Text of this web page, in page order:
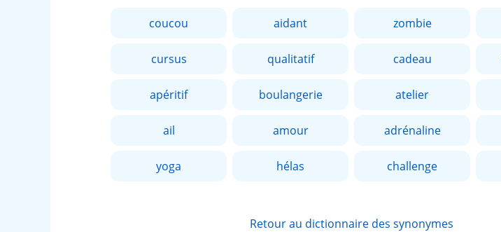
coucou aidant zombie
cursus qualitatif cadeau
apéritif boulangerie atelier
ail amour adrénaline
yoga hélas challenge
Retour au dictionnaire des synonymes